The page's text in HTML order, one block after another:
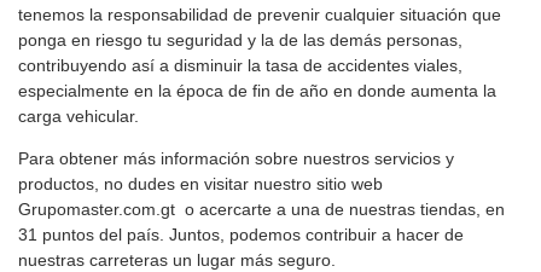
tenemos la responsabilidad de prevenir cualquier situación que
ponga en riesgo tu seguridad y la de las demás personas,
contribuyendo así a disminuir la tasa de accidentes viales,
especialmente en la época de fin de año en donde aumenta la
carga vehicular.
Para obtener más información sobre nuestros servicios y
productos, no dudes en visitar nuestro sitio web
Grupomaster.com.gt o acercarte a una de nuestras tiendas, en
31 puntos del país. Juntos, podemos contribuir a hacer de
nuestras carreteras un lugar más seguro.